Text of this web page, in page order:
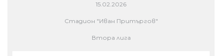
15.02.2026
Стадион "Иван Притъргов"
Втора лига